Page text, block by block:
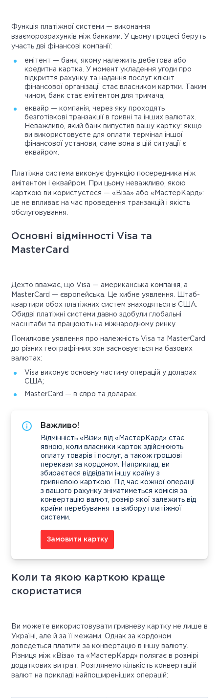
Функція платіжної системи — виконання
взаєморозрахунків між банками. У цьому процесі беруть
участь дві фінансові компанії:
емітент — банк, якому належить дебетова або
кредитна картка. У момент укладення угоди про
відкриття рахунку та надання послуг клієнт
фінансової організації стає власником картки. Таким
чином, банк стає емітентом для тримача;
еквайр — компанія, через яку проходять
безготівкові транзакції в гривні та інших валютах.
Неважливо, який банк випустив вашу картку: якщо
ви використовуєте для оплати термінал іншої
фінансової установи, саме вона в цій ситуації є
еквайром.
Платіжна система виконує функцію посередника між
емітентом і еквайром. При цьому неважливо, якою
карткою ви користуєтеся — «Віза» або «МастерКард»:
це не впливає на час проведення транзакцій і якість
обслуговування.
Основні відмінності Visa та
MasterCard
Дехто вважає, що Visa — американська компанія, а
MasterCard — європейська. Це хибне уявлення. Штаб-
квартири обох платіжних систем знаходяться в США.
Обидві платіжні системи давно здобули глобальні
масштаби та працюють на міжнародному ринку.
Помилкове уявлення про належність Visa та MasterCard
до різних географічних зон засновується на базових
валютах:
Visa виконує основну частину операцій у доларах
США;
MasterCard — в євро та доларах.
Важливо!
Відмінність «Візи» від «МастерКард» стає
явною, коли власники карток здійснюють
оплату товарів і послуг, а також грошові
перекази за кордоном. Наприклад, ви
збираєтеся відвідати іншу країну з
гривневою карткою. Під час кожної операції
з вашого рахунку зніматиметься комісія за
конвертацію валют, розмір якої залежить від
країни перебування та вибору платіжної
системи.
Замовити картку
Коли та якою карткою краще
скористатися
Ви можете використовувати гривневу картку не лише в
Україні, але й за її межами. Однак за кордоном
доведеться платити за конвертацію в іншу валюту.
Різниця між «Віза» та «МастерКард» полягає в розмірі
додаткових витрат. Розглянемо кількість конвертацій
валют на прикладі найпоширеніших операцій: